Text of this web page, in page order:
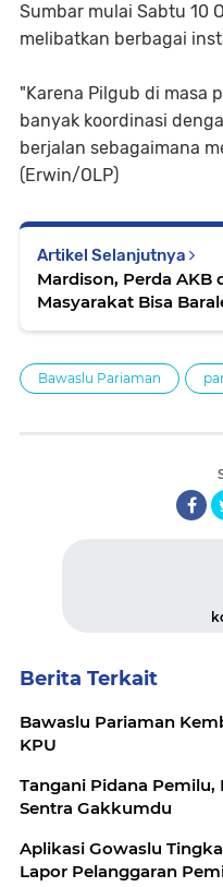
Sumbar mulai Sabtu 10
melibatkan berbagai
"Karena Pilgub di masa
banyak koordinasi
berjalan sebagaimana
(Erwin/OLP)
Artikel Selanjutnya
Mardison, Perda AKB
Masyarakat Bisa
Bawaslu Pariaman
Berita Terkait
Bawaslu Pariaman
KPU
Tangani Pidana
Sentra Gakkumdu
Aplikasi Gowaslu
Lapor Pelanggaran